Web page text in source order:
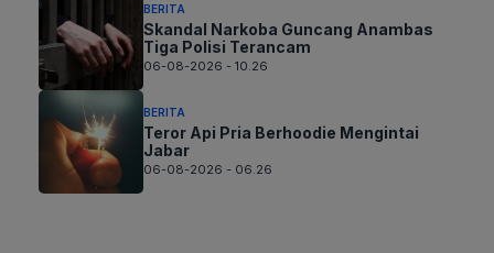
BERITA
Skandal Narkoba Guncang Anambas
Tiga Polisi Terancam
06-08-2026 - 10.26
BERITA
Teror Api Pria Berhoodie Mengintai
Jabar
06-08-2026 - 06.26